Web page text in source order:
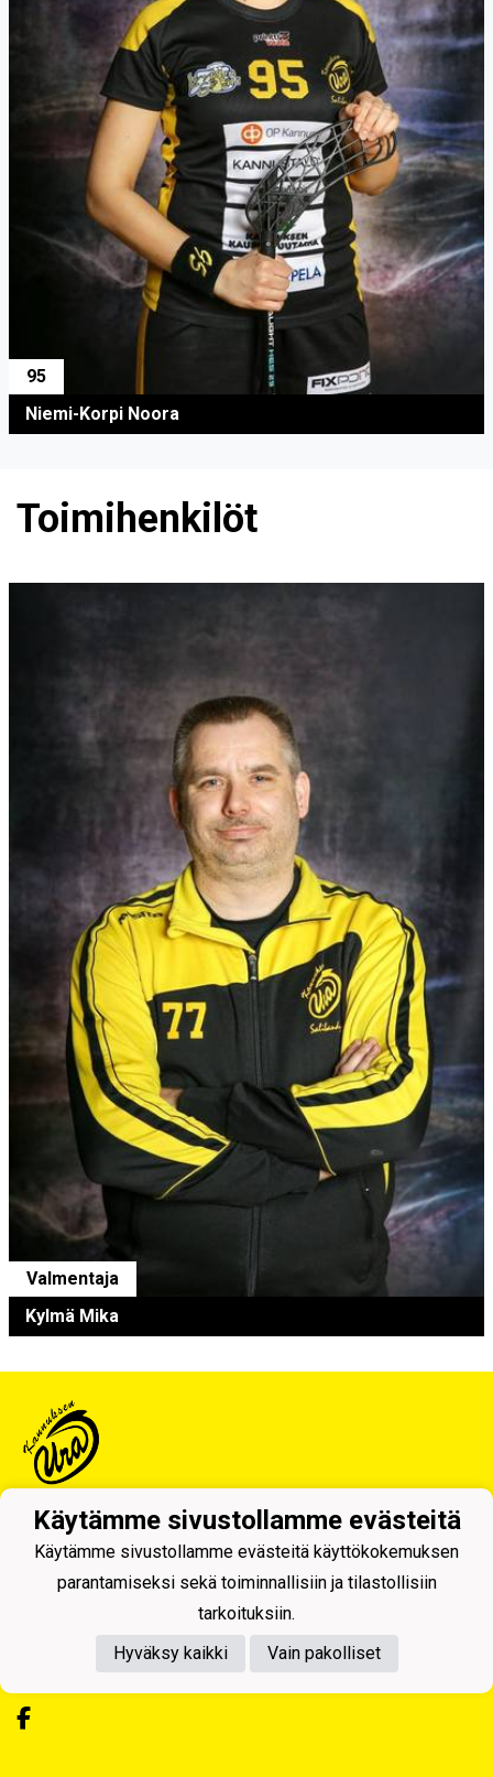
95
Niemi-Korpi Noora
Toimihenkilöt
Valmentaja
Kylmä Mika
Tietosuojaseloste
Kannuksen Ura ry
Tukkitie 4, 69100 KANNUS
Y-tunnus: 0218992-7
Käytämme sivustollamme evästeitä
Käytämme sivustollamme evästeitä käyttökokemuksen
parantamiseksi sekä toiminnallisiin ja tilastollisiin
tarkoituksiin.
Hyväksy kaikki
Vain pakolliset